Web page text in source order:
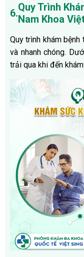
6.Quy Trình
Nam Khoa
Quy trình khám
và nhanh chóng.
trải qua khi đến khám: